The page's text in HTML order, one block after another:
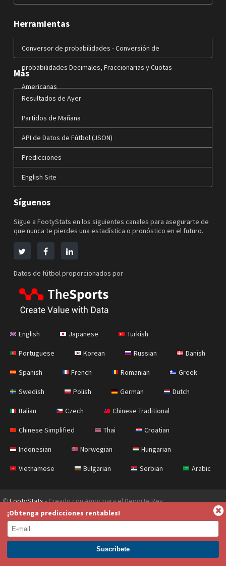
Herramientas
Conversor de probabilidades - Conversión de
probabilidades Decimales, Fraccionarias y Cuotas
Americanas
Más
Resultados de Ayer
Partidos de Mañana
API de Datos de Fútbol (JSON)
Predicciones
English Site
Síguenos
Sigue a FootyStats en los siguientes canales para asegurarte de
que nunca te pierdes una estadística o pronóstico en el futuro.
Datos de fútbol proporcionados por
English Japanese Turkish
Portuguese Korean Russian Danish
Spanish French Romanian Greek
Swedish Polish German Dutch
Italian Czech Chinese Traditional
Chinese Simplified Thai Croatian
Indonesian Norwegian Hungarian
Vietnamese Bulgarian Serbian Arabic
©FootyStats- Creado con Amor para el Deporte Rey
Contáctanos
Sobre nosotros Ayuda
Terms & Conditions (English)
News (English)
ÚNETE A PREMIUM. GANA AHORA.
¡Obtenga predicciones rentables!